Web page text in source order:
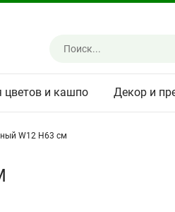
цветов и кашпо Декор и
W12 H63 см